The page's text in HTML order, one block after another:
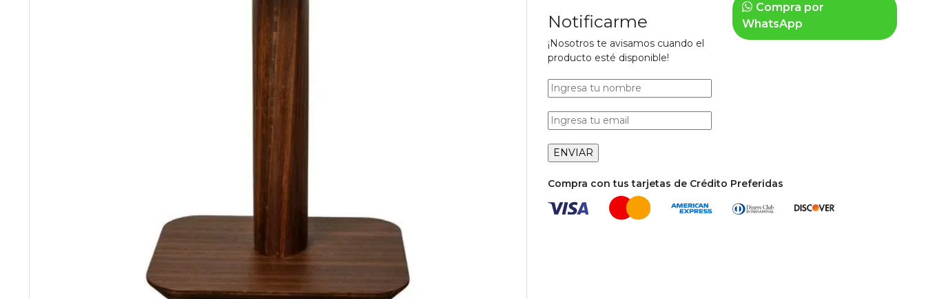
Notificarme
¡Nosotros te avisamos cuando el
producto esté disponible!
Compra por
WhatsApp
Compra con tus tarjetas de Crédito Preferidas